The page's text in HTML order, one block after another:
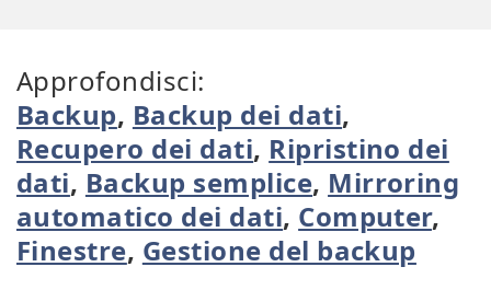
Approfondisci:
Backup, Backup dei dati,
Recupero dei dati, Ripristino dei
dati, Backup semplice, Mirroring
automatico dei dati, Computer,
Finestre, Gestione del backup